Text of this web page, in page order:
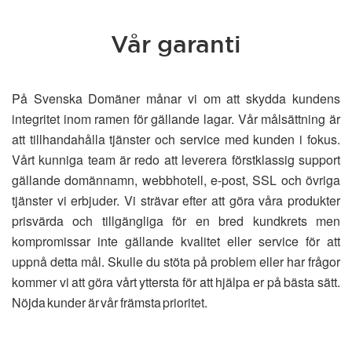
Vår garanti
På Svenska Domäner månar vi om att skydda kundens
integritet inom ramen för gällande lagar. Vår målsättning är
att tillhandahålla tjänster och service med kunden i fokus.
Vårt kunniga team är redo att leverera förstklassig support
gällande domännamn, webbhotell, e-post, SSL och övriga
tjänster vi erbjuder. Vi strävar efter att göra våra produkter
prisvärda och tillgängliga för en bred kundkrets men
kompromissar inte gällande kvalitet eller service för att
uppnå detta mål. Skulle du stöta på problem eller har frågor
kommer vi att göra vårt yttersta för att hjälpa er på bästa sätt.
Nöjda kunder är vår främsta prioritet.